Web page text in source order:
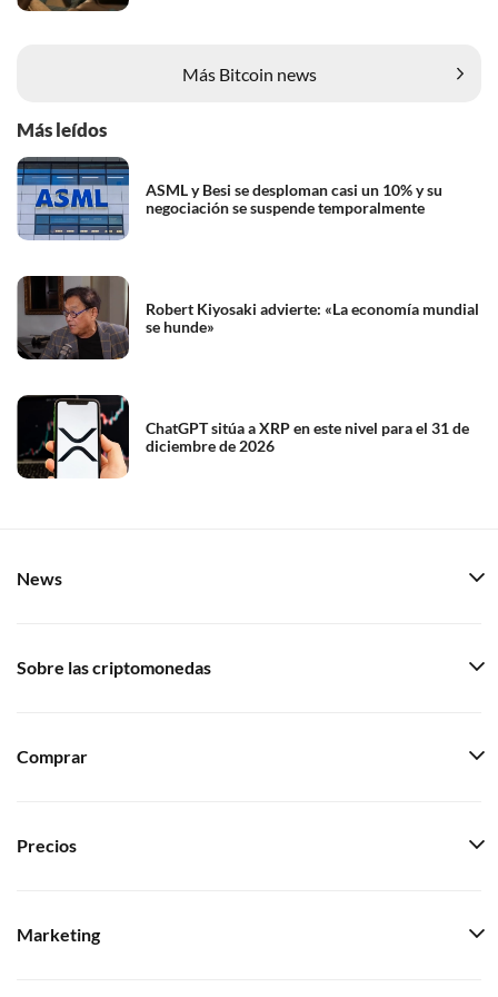
Más Bitcoin news
Más leídos
ASML y Besi se desploman casi un 10% y su
negociación se suspende temporalmente
Robert Kiyosaki advierte: «La economía mundial
se hunde»
ChatGPT sitúa a XRP en este nivel para el 31 de
diciembre de 2026
News
Sobre las criptomonedas
Comprar
Precios
Marketing